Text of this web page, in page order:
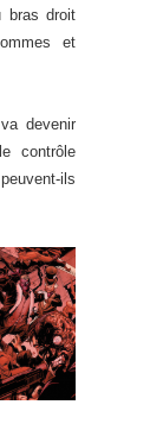
bras droit
et
devenir
contrôle
ils